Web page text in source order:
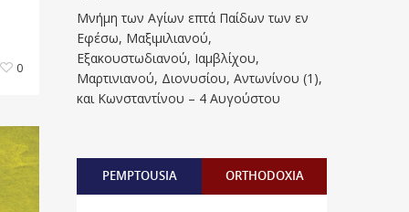
0
Μνήμη των Aγίων επτά Παίδων των εν
Eφέσω, Mαξιμιλιανού,
Eξακουστωδιανού, Iαμβλίχου,
Mαρτινιανού, Διονυσίου, Aντωνίνου (1),
και Kωνσταντίνου – 4 Αυγούστου
PEMPTOUSIA ORTHODOXIA